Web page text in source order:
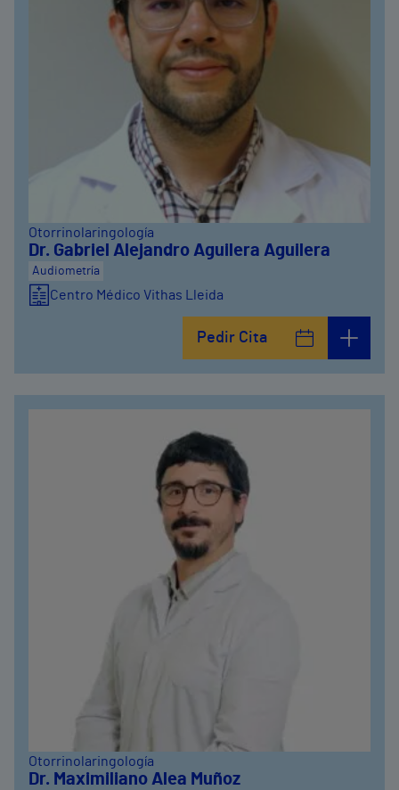
Otorrinolaringología
Dr. Gabriel Alejandro Aguilera Aguilera
Audiometría
Centro Médico Vithas Lleida
Pedir Cita
Otorrinolaringología
Dr. Maximiliano Alea Muñoz